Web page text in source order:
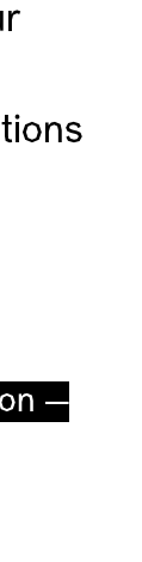
—